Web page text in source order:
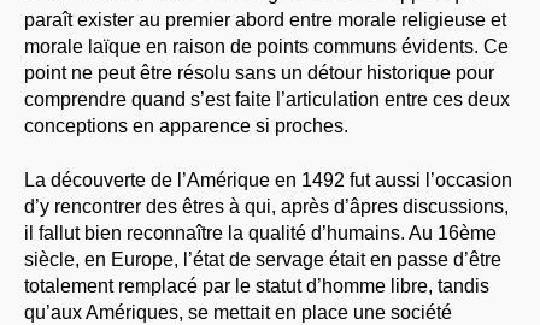
paraît exister au premier abord entre morale religieuse et
morale laïque en raison de points communs évidents. Ce
point ne peut être résolu sans un détour historique pour
comprendre quand s’est faite l’articulation entre ces deux
conceptions en apparence si proches.
La découverte de l’Amérique en 1492 fut aussi l’occasion
d’y rencontrer des êtres à qui, après d’âpres discussions,
il fallut bien reconnaître la qualité d’humains. Au 16ème
siècle, en Europe, l’état de servage était en passe d’être
totalement remplacé par le statut d’homme libre, tandis
qu’aux Amériques, se mettait en place une société